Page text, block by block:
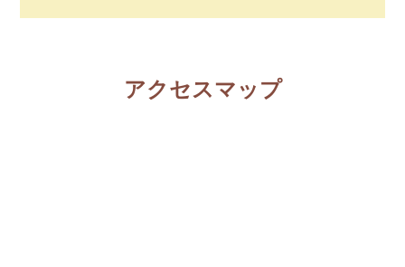
アクセスマップ